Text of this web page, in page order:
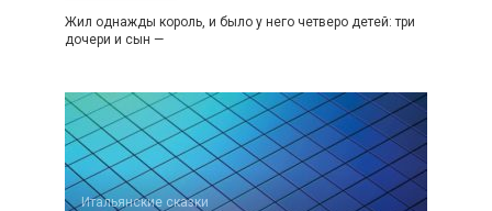
Жил однажды король, и было у него четверо детей: три
дочери и сын —
Итальянские сказки